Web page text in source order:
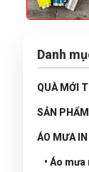
Danh
QUÀ MỚI
SẢN PHẨM
ÁO MƯA
• Áo mưa